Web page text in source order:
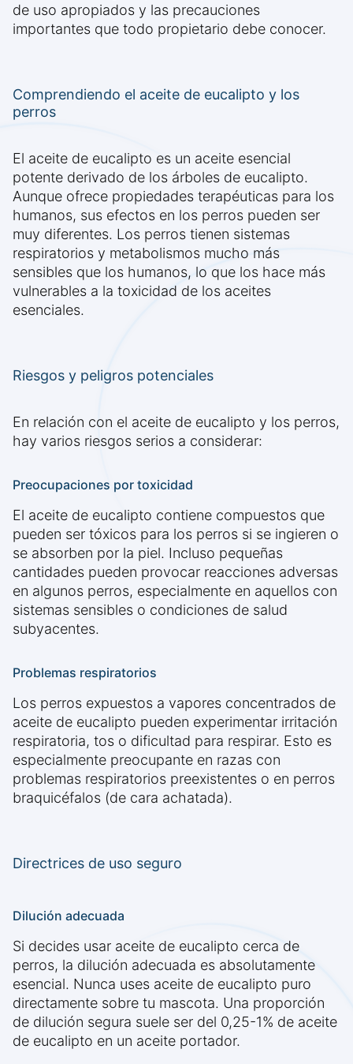
de uso apropiados y las precauciones
importantes que todo propietario debe conocer.
Comprendiendo el aceite de eucalipto y los
perros
El aceite de eucalipto es un aceite esencial
potente derivado de los árboles de eucalipto.
Aunque ofrece propiedades terapéuticas para los
humanos, sus efectos en los perros pueden ser
muy diferentes. Los perros tienen sistemas
respiratorios y metabolismos mucho más
sensibles que los humanos, lo que los hace más
vulnerables a la toxicidad de los aceites
esenciales.
Riesgos y peligros potenciales
En relación con el aceite de eucalipto y los perros,
hay varios riesgos serios a considerar:
Preocupaciones por toxicidad
El aceite de eucalipto contiene compuestos que
pueden ser tóxicos para los perros si se ingieren o
se absorben por la piel. Incluso pequeñas
cantidades pueden provocar reacciones adversas
en algunos perros, especialmente en aquellos con
sistemas sensibles o condiciones de salud
subyacentes.
Problemas respiratorios
Los perros expuestos a vapores concentrados de
aceite de eucalipto pueden experimentar irritación
respiratoria, tos o dificultad para respirar. Esto es
especialmente preocupante en razas con
problemas respiratorios preexistentes o en perros
braquicéfalos (de cara achatada).
Directrices de uso seguro
Dilución adecuada
Si decides usar aceite de eucalipto cerca de
perros, la dilución adecuada es absolutamente
esencial. Nunca uses aceite de eucalipto puro
directamente sobre tu mascota. Una proporción
de dilución segura suele ser del 0,25-1% de aceite
de eucalipto en un aceite portador.